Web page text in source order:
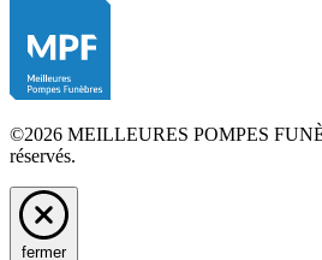
©2026 MEILLEURES POMPES
réservés.
fermer